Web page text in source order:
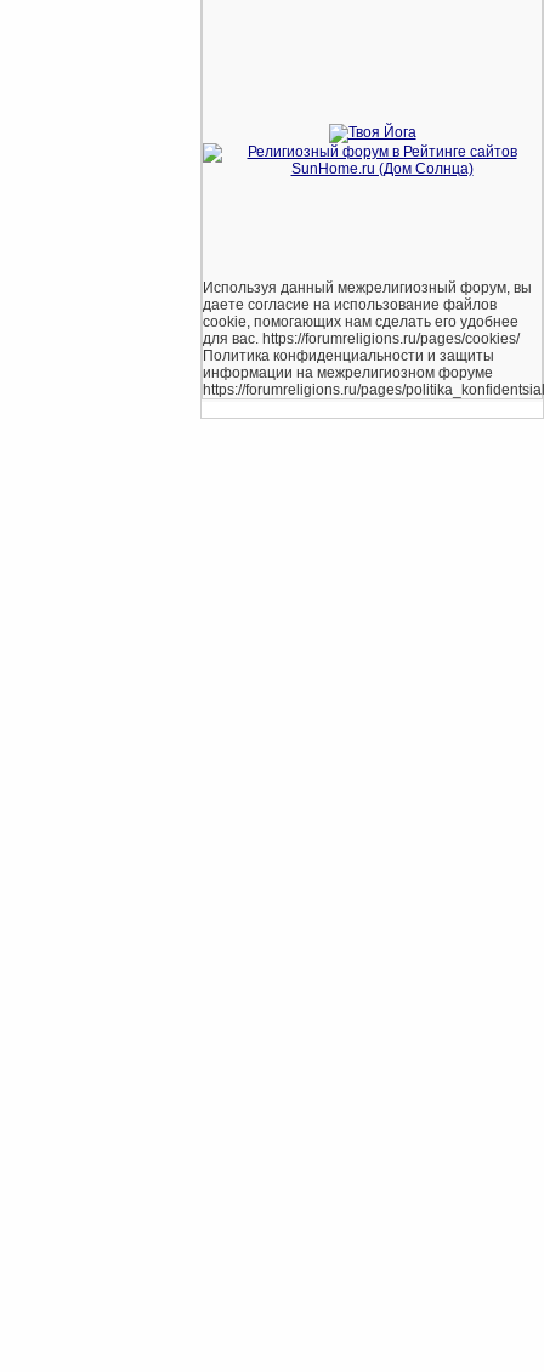
Используя данный межрелигиозный форум, вы
даете согласие на использование файлов
cookie, помогающих нам сделать его удобнее
для вас. https://forumreligions.ru/pages/cookies/
Политика конфиденциальности и защиты
информации на межрелигиозном форуме
https://forumreligions.ru/pages/